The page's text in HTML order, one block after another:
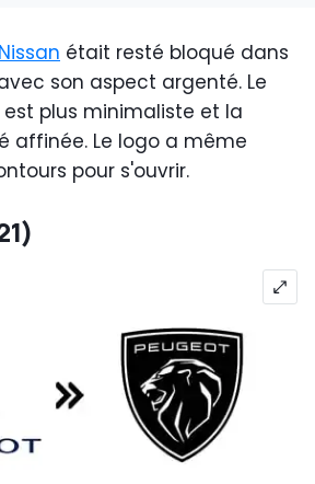
Nissan était resté bloqué dans
son aspect argenté. Le
est plus minimaliste et la
affinée. Le logo a même
pour s'ouvrir.